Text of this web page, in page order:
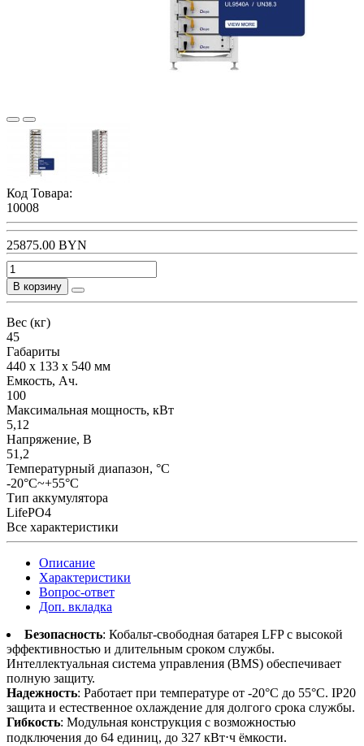
Код Товара:
10008
25875.00 BYN
В корзину
Вес (кг)
45
Габариты
440 x 133 x 540 мм
Емкость, Ач.
100
Максимальная мощность, кВт
5,12
Напряжение, В
51,2
Температурный диапазон, °C
-20°C~+55°C
Тип аккумулятора
LifePO4
Все характеристики
Описание
Характеристики
Вопрос-ответ
Доп. вкладка
Безопасность: Кобальт-свободная батарея LFP с высокой
эффективностью и длительным сроком службы.
Интеллектуальная система управления (BMS) обеспечивает
полную защиту.
Надежность: Работает при температуре от -20°C до 55°C. IP20
защита и естественное охлаждение для долгого срока службы.
Гибкость: Модульная конструкция с возможностью
подключения до 64 единиц, до 327 кВт⋅ч ёмкости.